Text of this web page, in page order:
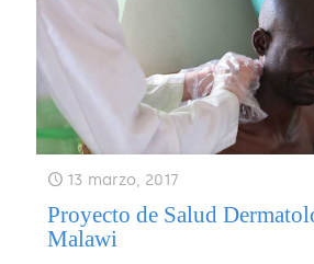
13 marzo, 2017
Proyecto de Salud
Malawi